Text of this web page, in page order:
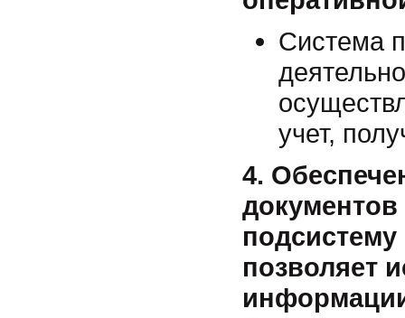
Система
учет,
4.
документов
подсистему
позволяет